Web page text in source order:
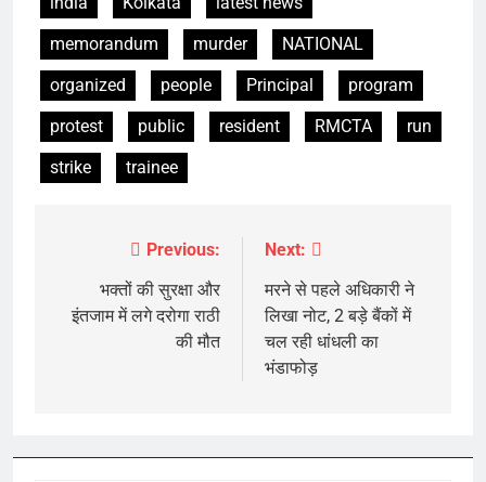
memorandum
murder
NATIONAL
organized
people Principal
program
protest
public resident RMCTA
run
strike
trainee
navigation
Previous:
भक्तों की सुरक्षा और
इंतजाम में लगे दरोगा राठी
की मौत
Next:
मरने से पहले अधिकारी ने
लिखा नोट, 2 बड़े बैंकों में
चल रही धांधली का
भंडाफोड़